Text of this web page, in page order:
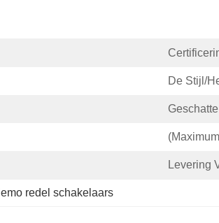
De Stijl/
Levering
lemo redel schakelaars